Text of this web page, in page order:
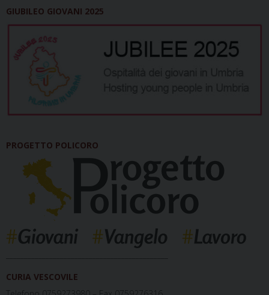
GIUBILEO GIOVANI 2025
PROGETTO POLICORO
CURIA VESCOVILE